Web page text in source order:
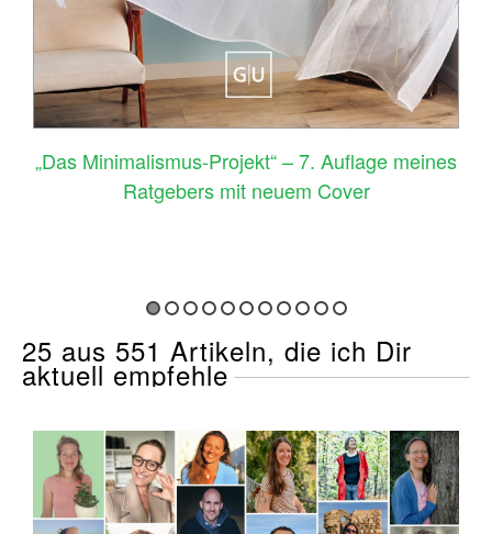
„Das Minimalismus-Projekt“ – 7. Auflage meines
Ratgebers mit neuem Cover
25 aus 551 Artikeln, die ich Dir
aktuell empfehle